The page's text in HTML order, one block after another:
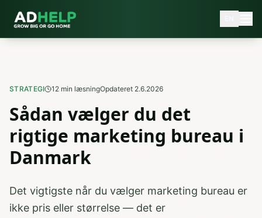
STRATEGI 12 min læsningOpdateret 2.6.2026
Sådan vælger du det
rigtige marketing bureau i
Danmark
Det vigtigste når du vælger marketing bureau er
ikke pris eller størrelse — det er